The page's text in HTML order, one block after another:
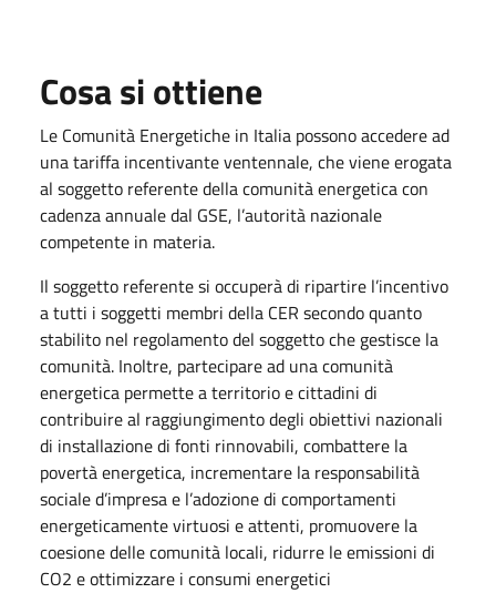
Cosa si ottiene
Le Comunità Energetiche in Italia possono accedere ad
una tariffa incentivante ventennale, che viene erogata
al soggetto referente della comunità energetica con
cadenza annuale dal GSE, l’autorità nazionale
competente in materia.
Il soggetto referente si occuperà di ripartire l’incentivo
a tutti i soggetti membri della CER secondo quanto
stabilito nel regolamento del soggetto che gestisce la
comunità. Inoltre, partecipare ad una comunità
energetica permette a territorio e cittadini di
contribuire al raggiungimento degli obiettivi nazionali
di installazione di fonti rinnovabili, combattere la
povertà energetica, incrementare la responsabilità
sociale d’impresa e l’adozione di comportamenti
energeticamente virtuosi e attenti, promuovere la
coesione delle comunità locali, ridurre le emissioni di
CO2 e ottimizzare i consumi energetici